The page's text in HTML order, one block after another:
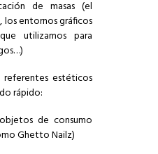
de masas (el
entornos gráficos
utilizamos para
referentes estéticos
rápido:
de consumo
Ghetto Nailz)